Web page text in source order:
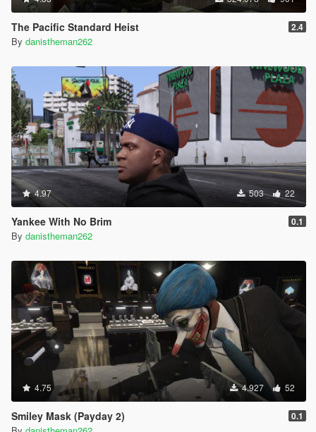
The Pacific Standard Heist 2.4
By danistheman262
4.97 503 22
Yankee With No Brim 0.1
By danistheman262
4.75 4.927 52
Smiley Mask (Payday 2) 0.1